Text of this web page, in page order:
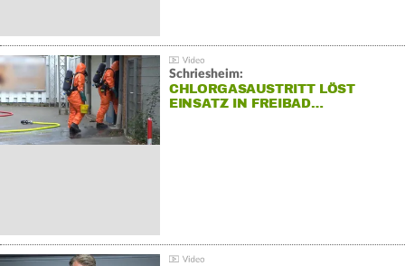
Schriesheim:
CHLORGASAUSTRITT LÖST
EINSATZ IN FREIBAD…